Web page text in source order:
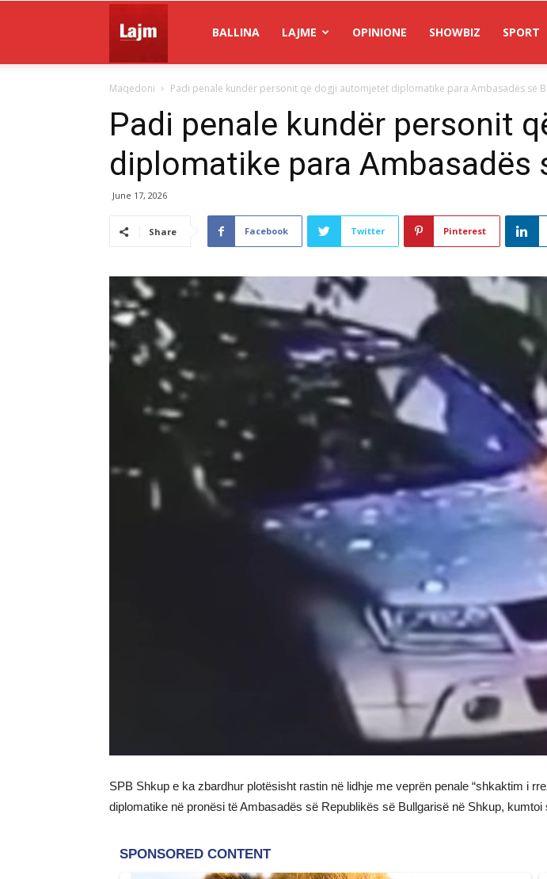
Lajm
BALLINA LAJME OPINIONE SHOWBIZ SPORT
Maqedoni Padi penale kundër personit që dogji automjetet diplomatike para Ambasadës së
Padi penale kundër personit
diplomatike para Ambasadës
June 17, 2026
Share Facebook Twitter Pinterest
SPB Shkup e ka zbardhur plotësisht rastin në lidhje me veprën penale “shkaktim i
diplomatike në pronësi të Ambasadës së Republikës së Bullgarisë në Shkup,